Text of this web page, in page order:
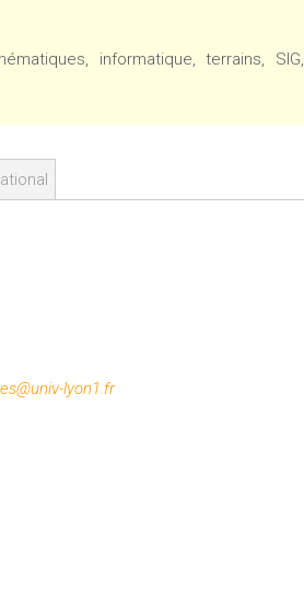
informatique, terrains, SIG,
lyon1.fr